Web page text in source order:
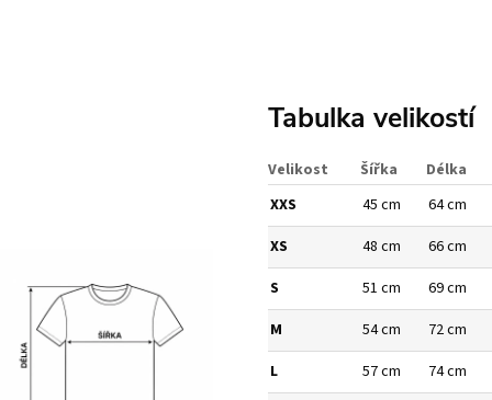
Tabulka velikostí
Velikost Šířka
Délka
XXS
45 cm
64 cm
XS
48 cm
66 cm
S
51 cm
69 cm
M
54 cm
72 cm
L
57 cm
74 cm